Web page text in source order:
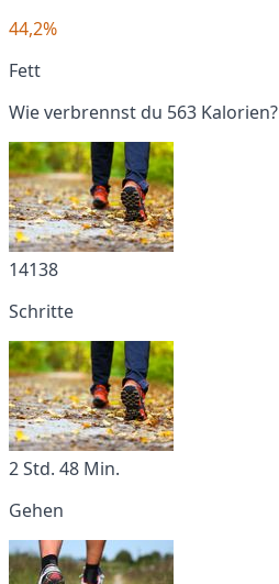
44,2%
Fett
Wie verbrennst du 563 Kalorien?
14138
Schritte
2 Std. 48 Min.
Gehen